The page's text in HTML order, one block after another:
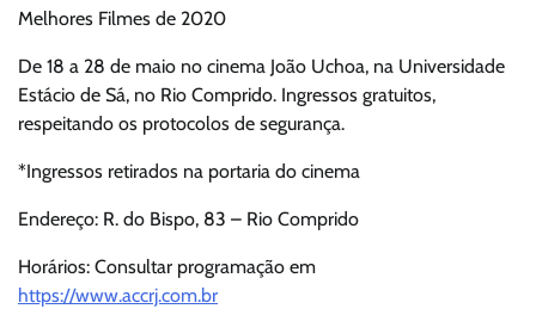
Melhores Filmes de 2020
De 18 a 28 de maio no cinema João Uchoa, na Universidade
Estácio de Sá, no Rio Comprido. Ingressos gratuitos,
respeitando os protocolos de segurança.
*Ingressos retirados na portaria do cinema
Endereço: R. do Bispo, 83 – Rio Comprido
Horários: Consultar programação em
https://www.accrj.com.br